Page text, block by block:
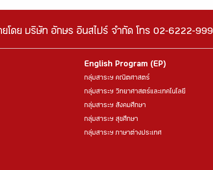
โดย บริษัท อักษร อินสไปร์ จำกัด โทร 02-6222-999
English Program (EP)
กลุ่มสาระฯ คณิตศาสตร์
กลุ่มสาระฯ วิทยาศาสตร์และเทคโนโลยี
กลุ่มสาระฯ สังคมศึกษา
กลุ่มสาระฯ สุขศึกษา
กลุ่มสาระฯ ภาษาต่างประเทศ